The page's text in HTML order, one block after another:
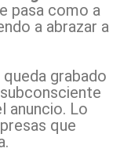
pasa como a
a abrazar a
grabado
anuncio. Lo
que